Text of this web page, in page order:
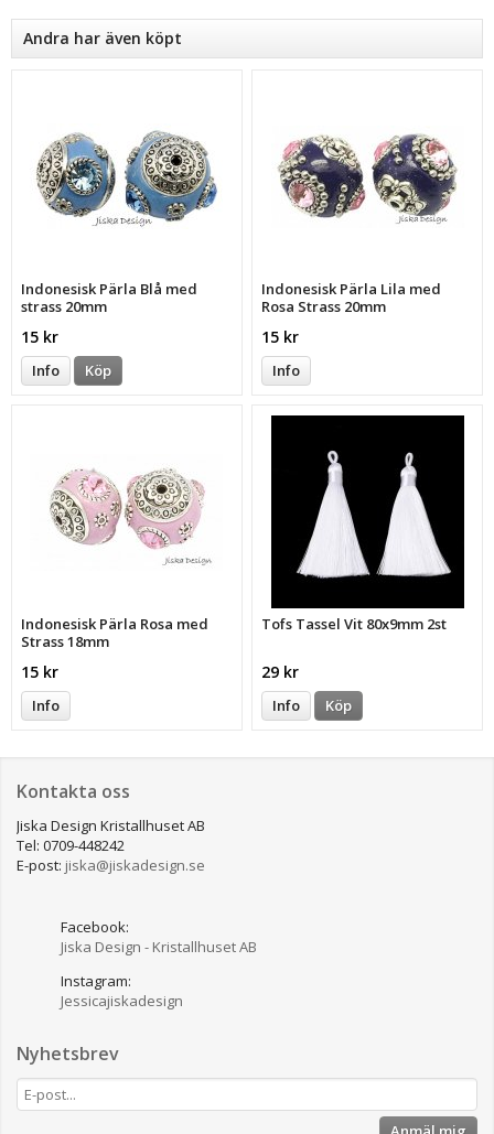
Andra har även köpt
Indonesisk Pärla Blå med
strass 20mm
15 kr
Info Köp
Indonesisk Pärla Lila med
Rosa Strass 20mm
15 kr
Info
Indonesisk Pärla Rosa med
Strass 18mm
15 kr
Info
Tofs Tassel Vit 80x9mm 2st
29 kr
Info Köp
Kontakta oss
Jiska Design Kristallhuset AB
Tel: 0709-448242
E-post: jiska@jiskadesign.se
Facebook:
Jiska Design - Kristallhuset AB
Instagram:
Jessicajiskadesign
Nyhetsbrev